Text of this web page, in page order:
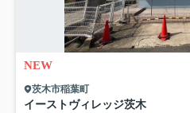
NEW
茨木市稲葉町
イーストヴィレッジ茨木